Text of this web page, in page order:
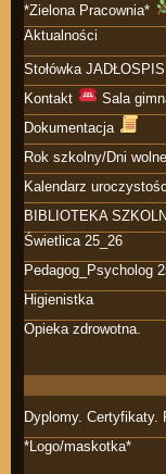
*Zielona Pracownia*
Aktualności
Stołówka
Kontakt
Sala
Dokumentacja
Rok szkolny/Dni
Kalendarz
BIBLIOTEKA
Świetlica 25_26
Pedagog_Psycholog
Higienistka
Opieka zdrowotna.
Dyplomy. Certyfikaty.
*Logo/maskotka*